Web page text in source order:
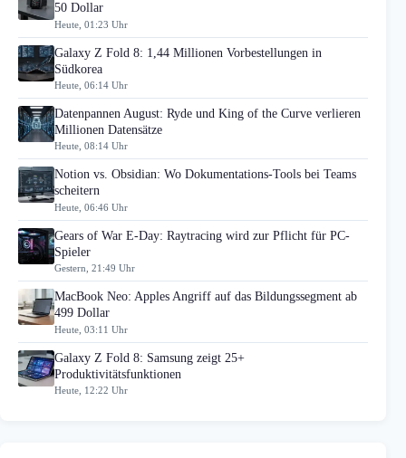
50 Dollar
Heute, 01:23 Uhr
Galaxy Z Fold 8: 1,44 Millionen Vorbestellungen in
Südkorea
Heute, 06:14 Uhr
Datenpannen August: Ryde und King of the Curve verlieren
Millionen Datensätze
Heute, 08:14 Uhr
Notion vs. Obsidian: Wo Dokumentations-Tools bei Teams
scheitern
Heute, 06:46 Uhr
Gears of War E-Day: Raytracing wird zur Pflicht für PC-
Spieler
Gestern, 21:49 Uhr
MacBook Neo: Apples Angriff auf das Bildungssegment ab
499 Dollar
Heute, 03:11 Uhr
Galaxy Z Fold 8: Samsung zeigt 25+
Produktivitätsfunktionen
Heute, 12:22 Uhr